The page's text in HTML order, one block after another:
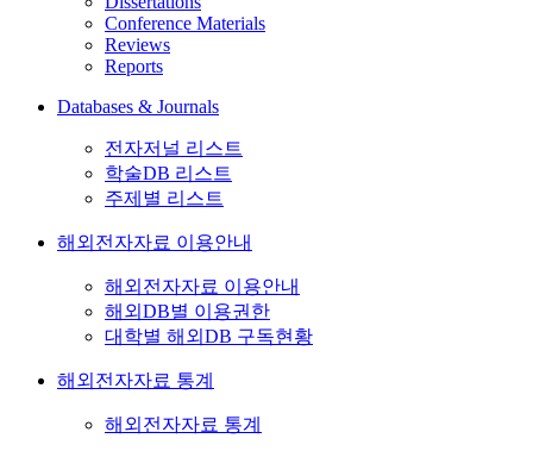
Conference Materials
Reviews
Reports
Databases & Journals
전자저널 리스트
학술DB 리스트
주제별 리스트
해외전자자료 이용안내
해외전자자료 이용안내
해외DB별 이용권한
대학별 해외DB 구독현황
해외전자자료 통계
해외전자자료 통계